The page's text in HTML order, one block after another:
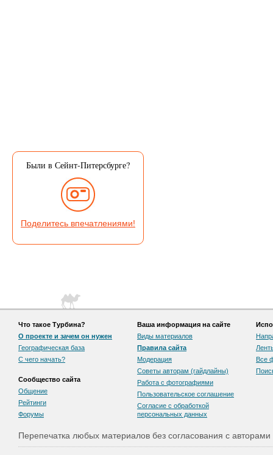
Были в Сейнт-Питерсбурге?
Поделитесь впечатлениями!
Что такое Турбина?
О проекте и зачем он нужен
Географическая база
С чего начать?
Сообщество сайта
Общение
Рейтинги
Форумы
Ваша информация на сайте
Виды материалов
Правила сайта
Модерация
Советы авторам (гайдлайны)
Работа с фотографиями
Пользовательскоe соглашение
Согласие с обработкой
персональных данных
Все
Перепечатка любых материалов без согласования с